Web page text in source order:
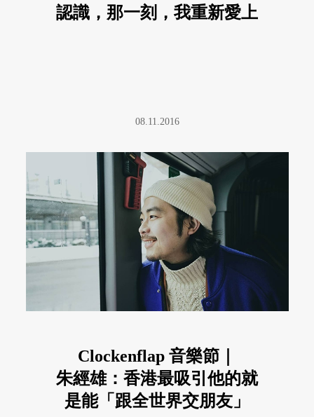
認識，那一刻，我重新愛上
08.11.2016
Clockenflap 音樂節｜
朱經雄：香港最吸引他的就
是能「跟全世界交朋友」